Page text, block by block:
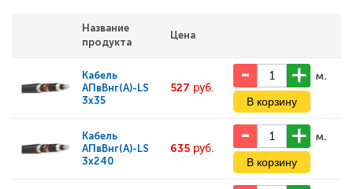
Название
продукта
Цена
Кабель
АПвВнг(А)-LS
3x35
527 руб.
м.
Кабель
АПвВнг(А)-LS
3x240
635 руб.
м.